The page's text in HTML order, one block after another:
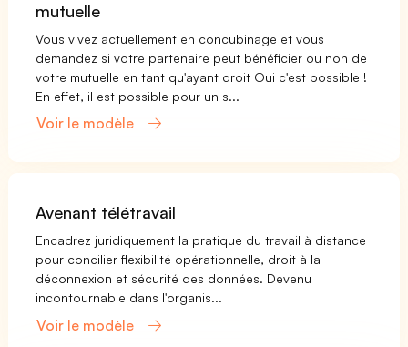
mutuelle
Vous vivez actuellement en concubinage et vous
demandez si votre partenaire peut bénéficier ou non de
votre mutuelle en tant qu'ayant droit Oui c'est possible !
En effet, il est possible pour un s...
Voir le modèle
Avenant télétravail
Encadrez juridiquement la pratique du travail à distance
pour concilier flexibilité opérationnelle, droit à la
déconnexion et sécurité des données. Devenu
incontournable dans l'organis...
Voir le modèle